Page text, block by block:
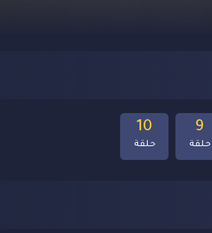
10
حلقة
9
حلقة